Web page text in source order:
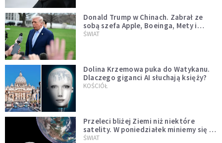
Donald Trump w Chinach. Zabrał ze
sobą szefa Apple, Boeinga, Mety i
Muska
ŚWIAT
Dolina Krzemowa puka do Watykanu.
Dlaczego giganci AI słuchają księży?
KOŚCIÓŁ
Przeleci bliżej Ziemi niż niektóre
satelity. W poniedziałek miniemy się z
asteroidą, która poprzedzi znacznie
ŚWIAT